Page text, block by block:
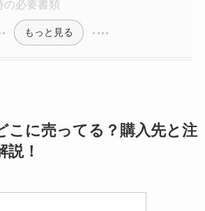
の必要書類
もっと見る
こに売ってる？購入先と注
！